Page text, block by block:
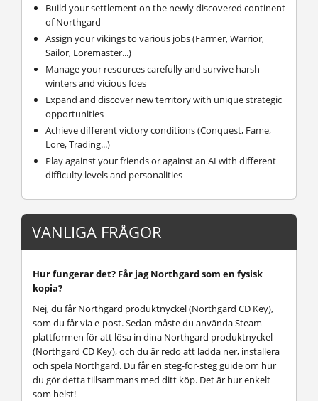
Build your settlement on the newly discovered continent
of Northgard
Assign your vikings to various jobs (Farmer, Warrior,
Sailor, Loremaster...)
Manage your resources carefully and survive harsh
winters and vicious foes
Expand and discover new territory with unique strategic
opportunities
Achieve different victory conditions (Conquest, Fame,
Lore, Trading...)
Play against your friends or against an AI with different
difficulty levels and personalities
VANLIGA FRÅGOR
Hur fungerar det? Får jag Northgard som en fysisk
kopia?
Nej, du får Northgard produktnyckel (Northgard CD Key),
som du får via e-post. Sedan måste du använda Steam-
plattformen för att lösa in dina Northgard produktnyckel
(Northgard CD Key), och du är redo att ladda ner, installera
och spela Northgard. Du får en steg-för-steg guide om hur
du gör detta tillsammans med ditt köp. Det är hur enkelt
som helst!